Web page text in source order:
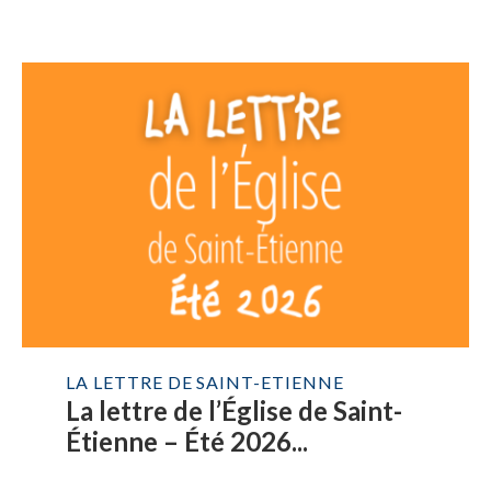
LA LETTRE DE SAINT-ETIENNE
La lettre de l’Église de Saint-
Étienne – Été 2026...